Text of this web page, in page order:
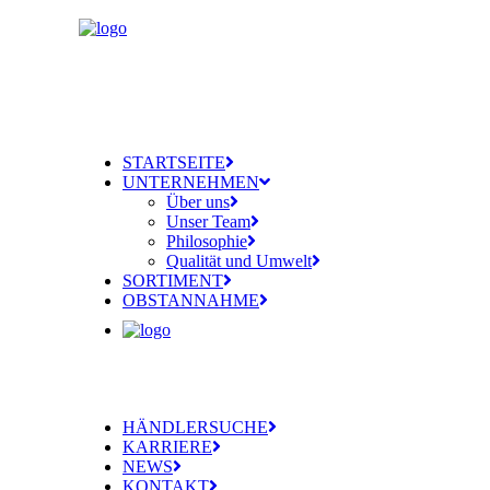
STARTSEITE
UNTERNEHMEN
Über uns
Unser Team
Philosophie
Qualität und Umwelt
SORTIMENT
OBSTANNAHME
HÄNDLERSUCHE
KARRIERE
NEWS
KONTAKT